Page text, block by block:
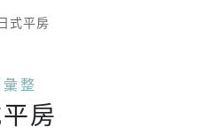
式平房
整
房